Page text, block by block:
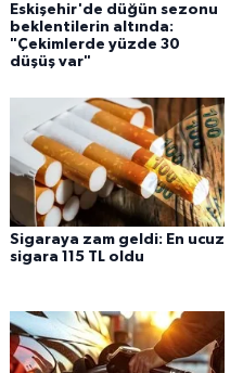
Eskişehir'de düğün sezonu
beklentilerin altında:
"Çekimlerde yüzde 30
düşüş var"
Sigaraya zam geldi: En ucuz
sigara 115 TL oldu